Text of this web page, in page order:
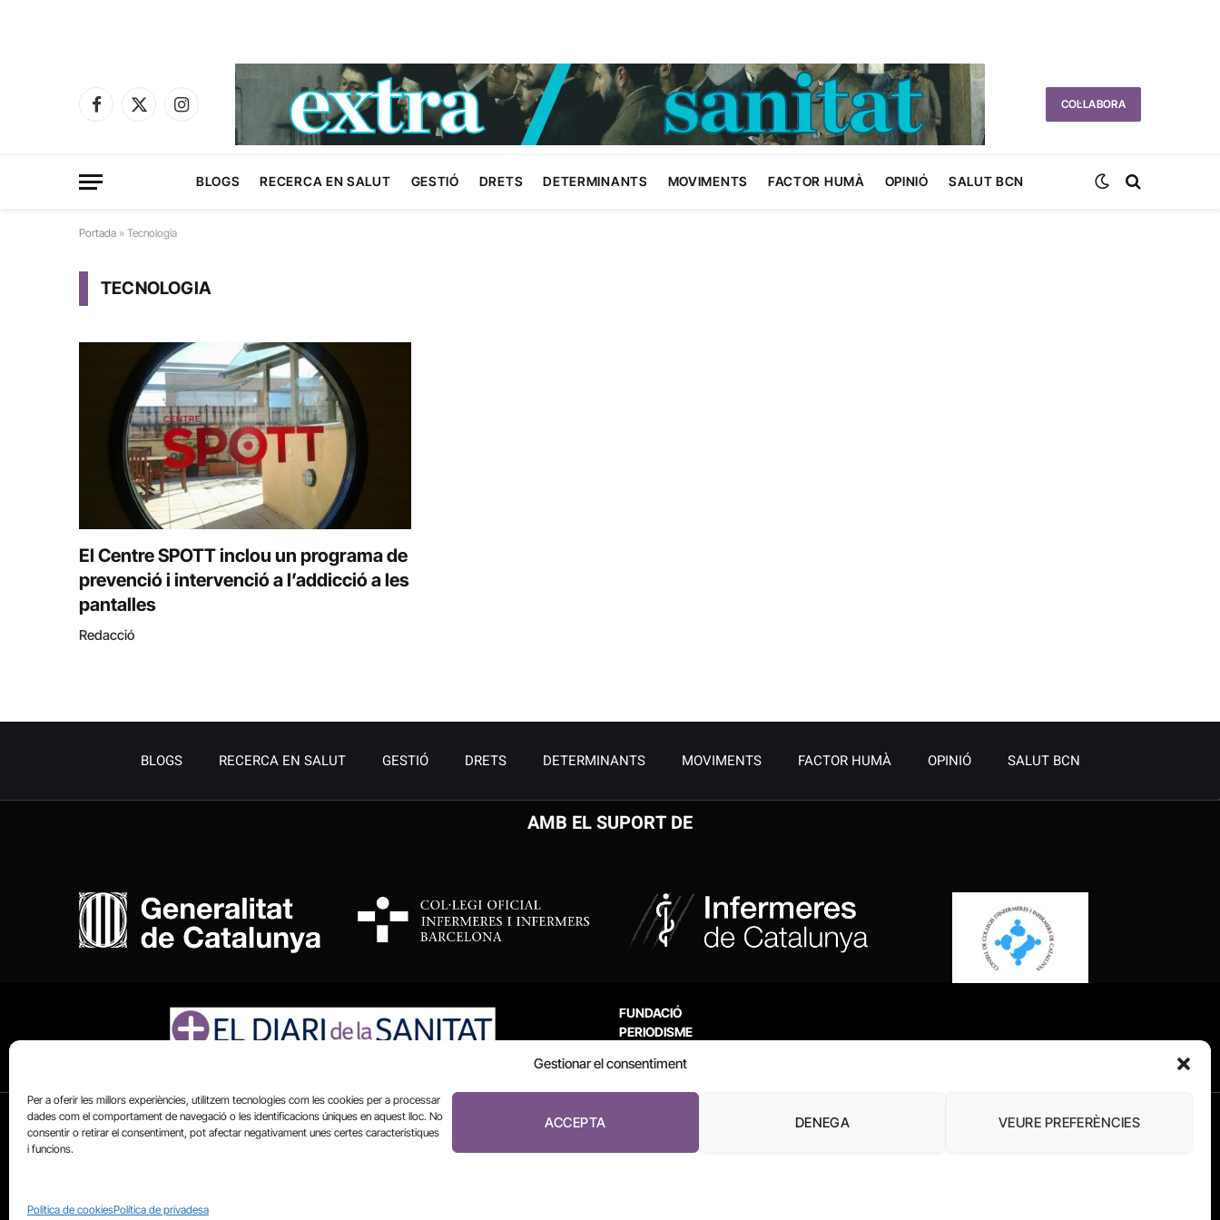
Gestionar el consentiment
Per a oferir les millors experiències, utilitzem tecnologies com les cookies per a processar
dades com el comportament de navegació o les identificacions úniques en aquest lloc. No
consentir o retirar el consentiment, pot afectar negativament unes certes característiques
i funcions.
ACCEPTA DENEGA VEURE PREFERÈNCIES
Política de cookiesPolítica de privadesa
Facebook
X
Instagram
COL·LABORA
BLOGS RECERCA EN SALUT GESTIÓ DRETS DETERMINANTS MOVIMENTS FACTOR HUMÀ OPINIÓ SALUT BCN
Portada » Tecnologia
TECNOLOGIA
El Centre SPOTT inclou un programa de
prevenció i intervenció a l’addicció a les
pantalles
Redacció
BLOGS RECERCA EN SALUT GESTIÓ DRETS DETERMINANTS MOVIMENTS FACTOR HUMÀ OPINIÓ SALUT BCN
AMB EL SUPORT DE
FUNDACIÓ
PERIODISME